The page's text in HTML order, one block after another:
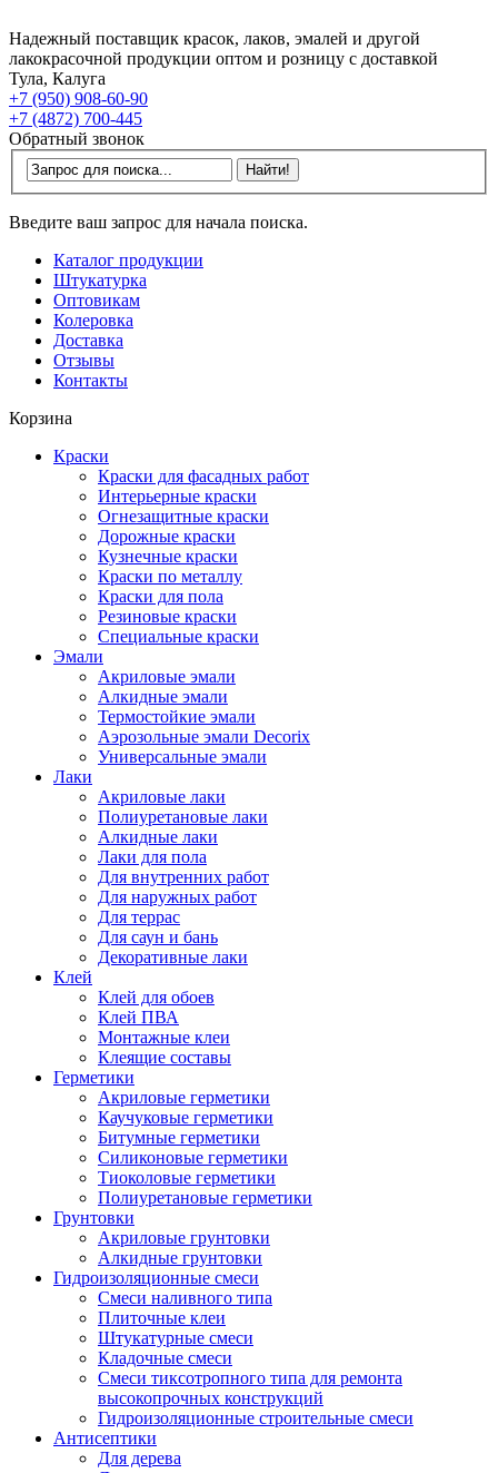
Надежный поставщик красок, лаков, эмалей и другой
лакокрасочной продукции оптом и розницу с доставкой
Тула, Калуга
+7 (950) 908-60-90
+7 (4872) 700-445
Обратный звонок
Введите ваш запрос для начала поиска.
Каталог продукции
Штукатурка
Оптовикам
Колеровка
Доставка
Отзывы
Контакты
Корзина
Краски
Краски для фасадных работ
Интерьерные краски
Огнезащитные краски
Дорожные краски
Кузнечные краски
Краски по металлу
Краски для пола
Резиновые краски
Специальные краски
Эмали
Акриловые эмали
Алкидные эмали
Термостойкие эмали
Аэрозольные эмали Decorix
Универсальные эмали
Лаки
Акриловые лаки
Полиуретановые лаки
Алкидные лаки
Лаки для пола
Для внутренних работ
Для наружных работ
Для террас
Для саун и бань
Декоративные лаки
Клей
Клей для обоев
Клей ПВА
Монтажные клеи
Клеящие составы
Герметики
Акриловые герметики
Каучуковые герметики
Битумные герметики
Силиконовые герметики
Тиоколовые герметики
Полиуретановые герметики
Грунтовки
Акриловые грунтовки
Алкидные грунтовки
Гидроизоляционные смеси
Смеси наливного типа
Плиточные клеи
Штукатурные смеси
Кладочные смеси
Смеси тиксотропного типа для ремонта
высокопрочных конструкций
Гидроизоляционные строительные смеси
Антисептики
Для дерева